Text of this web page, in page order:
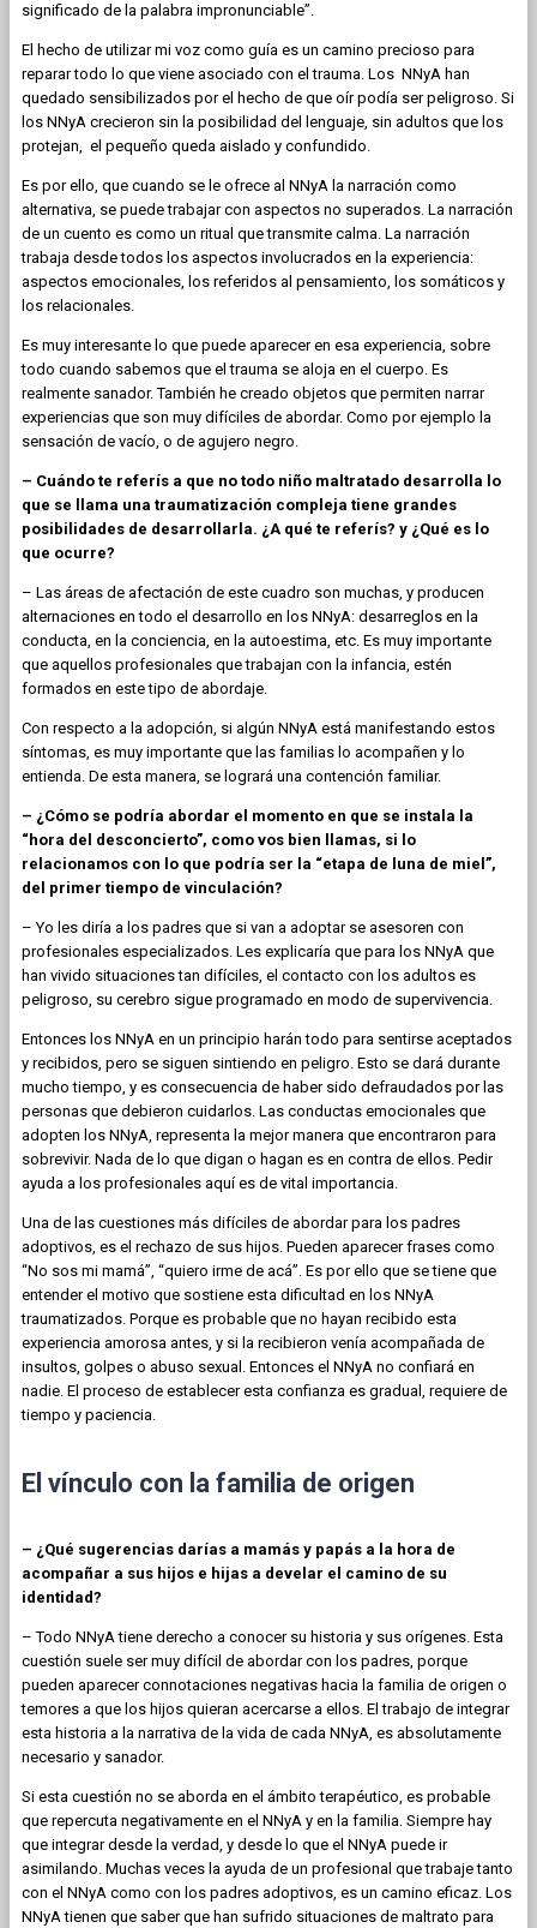
significado de la palabra impronunciable”.
El hecho de utilizar mi voz como guía es un camino precioso para
reparar todo lo que viene asociado con el trauma. Los NNyA han
quedado sensibilizados por el hecho de que oír podía ser peligroso. Si
los NNyA crecieron sin la posibilidad del lenguaje, sin adultos que los
protejan, el pequeño queda aislado y confundido.
Es por ello, que cuando se le ofrece al NNyA la narración como
alternativa, se puede trabajar con aspectos no superados. La narración
de un cuento es como un ritual que transmite calma. La narración
trabaja desde todos los aspectos involucrados en la experiencia:
aspectos emocionales, los referidos al pensamiento, los somáticos y
los relacionales.
Es muy interesante lo que puede aparecer en esa experiencia, sobre
todo cuando sabemos que el trauma se aloja en el cuerpo. Es
realmente sanador. También he creado objetos que permiten narrar
experiencias que son muy difíciles de abordar. Como por ejemplo la
sensación de vacío, o de agujero negro.
– Cuándo te referís a que no todo niño maltratado desarrolla lo
que se llama una traumatización compleja tiene grandes
posibilidades de desarrollarla. ¿A qué te referís? y ¿Qué es lo
que ocurre?
– Las áreas de afectación de este cuadro son muchas, y producen
alternaciones en todo el desarrollo en los NNyA: desarreglos en la
conducta, en la conciencia, en la autoestima, etc. Es muy importante
que aquellos profesionales que trabajan con la infancia, estén
formados en este tipo de abordaje.
Con respecto a la adopción, si algún NNyA está manifestando estos
síntomas, es muy importante que las familias lo acompañen y lo
entienda. De esta manera, se logrará una contención familiar.
– ¿Cómo se podría abordar el momento en que se instala la
“hora del desconcierto”, como vos bien llamas, si lo
relacionamos con lo que podría ser la “etapa de luna de miel”,
del primer tiempo de vinculación?
– Yo les diría a los padres que si van a adoptar se asesoren con
profesionales especializados. Les explicaría que para los NNyA que
han vivido situaciones tan difíciles, el contacto con los adultos es
peligroso, su cerebro sigue programado en modo de supervivencia.
Entonces los NNyA en un principio harán todo para sentirse aceptados
y recibidos, pero se siguen sintiendo en peligro. Esto se dará durante
mucho tiempo, y es consecuencia de haber sido defraudados por las
personas que debieron cuidarlos. Las conductas emocionales que
adopten los NNyA, representa la mejor manera que encontraron para
sobrevivir. Nada de lo que digan o hagan es en contra de ellos. Pedir
ayuda a los profesionales aquí es de vital importancia.
Una de las cuestiones más difíciles de abordar para los padres
adoptivos, es el rechazo de sus hijos. Pueden aparecer frases como
“No sos mi mamá”, “quiero irme de acá”. Es por ello que se tiene que
entender el motivo que sostiene esta dificultad en los NNyA
traumatizados. Porque es probable que no hayan recibido esta
experiencia amorosa antes, y si la recibieron venía acompañada de
insultos, golpes o abuso sexual. Entonces el NNyA no confiará en
nadie. El proceso de establecer esta confianza es gradual, requiere de
tiempo y paciencia.
El vínculo con la familia de origen
– ¿Qué sugerencias darías a mamás y papás a la hora de
acompañar a sus hijos e hijas a develar el camino de su
identidad?
– Todo NNyA tiene derecho a conocer su historia y sus orígenes. Esta
cuestión suele ser muy difícil de abordar con los padres, porque
pueden aparecer connotaciones negativas hacia la familia de origen o
temores a que los hijos quieran acercarse a ellos. El trabajo de integrar
esta historia a la narrativa de la vida de cada NNyA, es absolutamente
necesario y sanador.
Si esta cuestión no se aborda en el ámbito terapéutico, es probable
que repercuta negativamente en el NNyA y en la familia. Siempre hay
que integrar desde la verdad, y desde lo que el NNyA puede ir
asimilando. Muchas veces la ayuda de un profesional que trabaje tanto
con el NNyA como con los padres adoptivos, es un camino eficaz. Los
NNyA tienen que saber que han sufrido situaciones de maltrato para